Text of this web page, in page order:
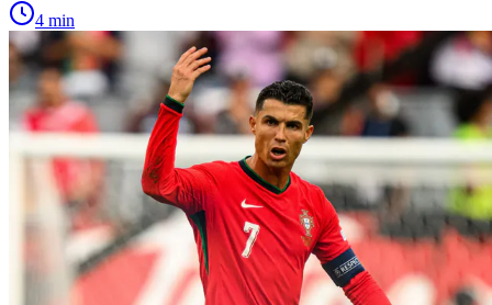
4 min